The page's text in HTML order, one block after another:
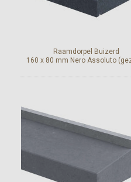
Raamdorpel Buizerd
160 x 80 mm Nero Assoluto